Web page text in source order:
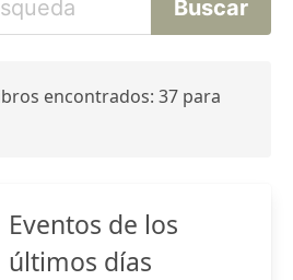
encontrados: 37 para
Eventos de los
últimos días